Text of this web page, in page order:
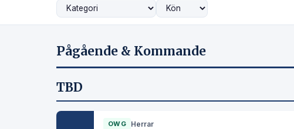
Pågående & Kommande
TBD
OWG Herrar